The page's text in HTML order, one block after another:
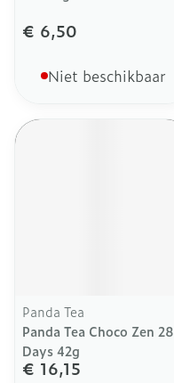
€ 6,50
Niet beschikbaar
Panda Tea
Panda Tea Choco Zen 28
Days 42g
€ 16,15